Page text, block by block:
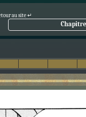
au site ↵